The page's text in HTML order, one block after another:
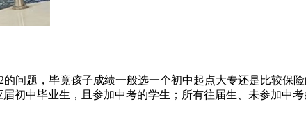
问题，毕竟孩子成绩一般选一个初中起点大专还是比较保
初中毕业生，且参加中考的学生；所有往届生、未参加中